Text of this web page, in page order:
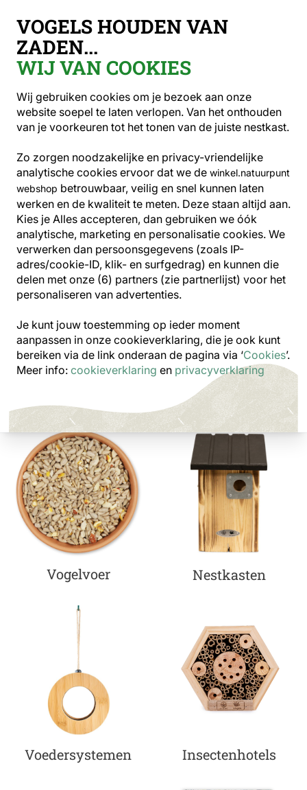
VOGELS HOUDEN VAN
ZADEN...
WIJ VAN COOKIES
Wij gebruiken cookies om je bezoek aan onze
website soepel te laten verlopen. Van het onthouden
van je voorkeuren tot het tonen van de juiste nestkast.
Zo zorgen noodzakelijke en privacy-vriendelijke
analytische cookies ervoor dat we de winkel.natuurpunt
webshop betrouwbaar, veilig en snel kunnen laten
werken en de kwaliteit te meten. Deze staan altijd aan.
Kies je Alles accepteren, dan gebruiken we óók
analytische, marketing en personalisatie cookies. We
verwerken dan persoonsgegevens (zoals IP-
adres/cookie-ID, klik- en surfgedrag) en kunnen die
delen met onze (6) partners (zie partnerlijst) voor het
personaliseren van advertenties.
Je kunt jouw toestemming op ieder moment
aanpassen in onze cookieverklaring, die je ook kunt
bereiken via de link onderaan de pagina via ‘Cookies’.
Meer info: cookieverklaring en privacyverklaring
Zomervoer
De zomer is ruiseizoen. Vogels krijgen nu een
nieuw verenkleed ter voorbereiding op de
winter. Dat kost veel energie. Help ze met
een gevarieerde zadenmix.
Bekijk vogelvoer
Vogelvoer Nestkasten
Voedersystemen Insectenhotels